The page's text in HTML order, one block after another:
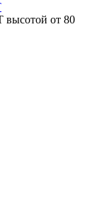
высотой от 80